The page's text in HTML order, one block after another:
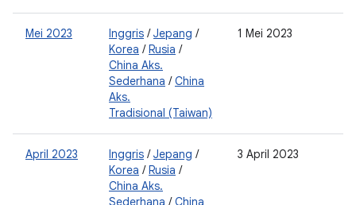
Mei 2023 Inggris /Jepang /
Korea /Rusia /
China Aks.
Sederhana /China
Aks.
Tradisional (Taiwan)
1 Mei 2023
April 2023 Inggris /Jepang /
Korea /Rusia /
China Aks.
Sederhana /China
3 April 2023